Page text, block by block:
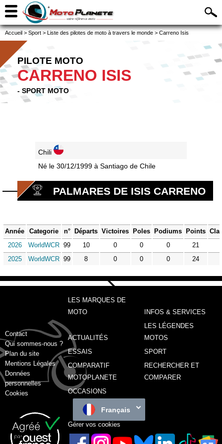
Accueil > Sport > Liste des pilotes de moto à travers le monde > Carreno Isis
PILOTE MOTO
CARRENO ISIS
- SPORT MOTO
Chili
Né le 30/12/1999 à Santiago de Chile
PALMARES DE ISIS CARRENO
Année Categorie n° Départs Victoires Poles Podiums Points
2026
WorldWCR 99 10 0 0 0
21
2025
WorldWCR 99 8 0 0 0 24
Contact
Qui sommes-nous ?
Plan du site
Mentions Légales
Données
personnelles
Cookies
LES MARQUES DE
MOTO
INFOS & SERVICES
ACTUALITÉS
LES LÉGENDES
MOTOS
ESSAIS
SPORT
COMPARATIF
MOTOPLANETE
RECHERCHER ET
COMPARER
OCCASIONS
Français
Gérer vos cookies